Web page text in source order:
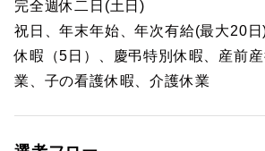
完全週休二日(土日)
祝日、年末年始、年次有給(最大20日
休暇（5日）、慶弔特別休暇、産前
業、子の看護休暇、介護休業